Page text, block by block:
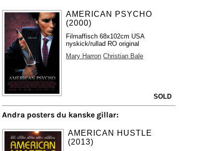
AMERICAN PSYCHO
(2000)
Filmaffisch 68x102cm USA
nyskick/rullad RO original
Mary Harron Christian Bale
SOLD
Andra posters du kanske gillar:
AMERICAN HUSTLE
(2013)